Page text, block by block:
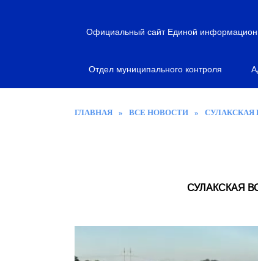
Официальный сайт Единой
Отдел муниципального контроля
ГЛАВНАЯ » ВСЕ НОВОСТИ » СУЛАКСКАЯ
СУЛАКСКАЯ